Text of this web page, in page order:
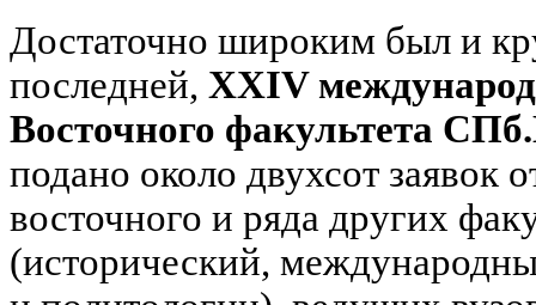
Достаточно широким был и
последней, XXIV
Восточного факультета
подано около двухсот заявок
восточного и ряда других
(исторический,